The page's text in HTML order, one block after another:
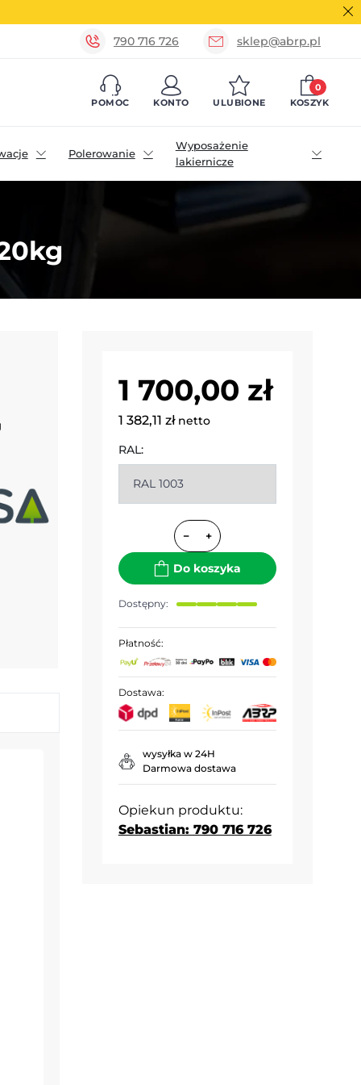
790 716 726 sklep@abrp.pl
POMOC KONTO ULUBIONE KOSZYK
0
Polerowanie
Wyposażenie
lakiernicze
1 700,00 zł
1 382,11 zł netto
RAL:
− +
Do koszyka
Dostępny:
Płatność:
Dostawa:
wysyłka w 24H
Darmowa dostawa
Opiekun produktu:
Sebastian: 790 716 726